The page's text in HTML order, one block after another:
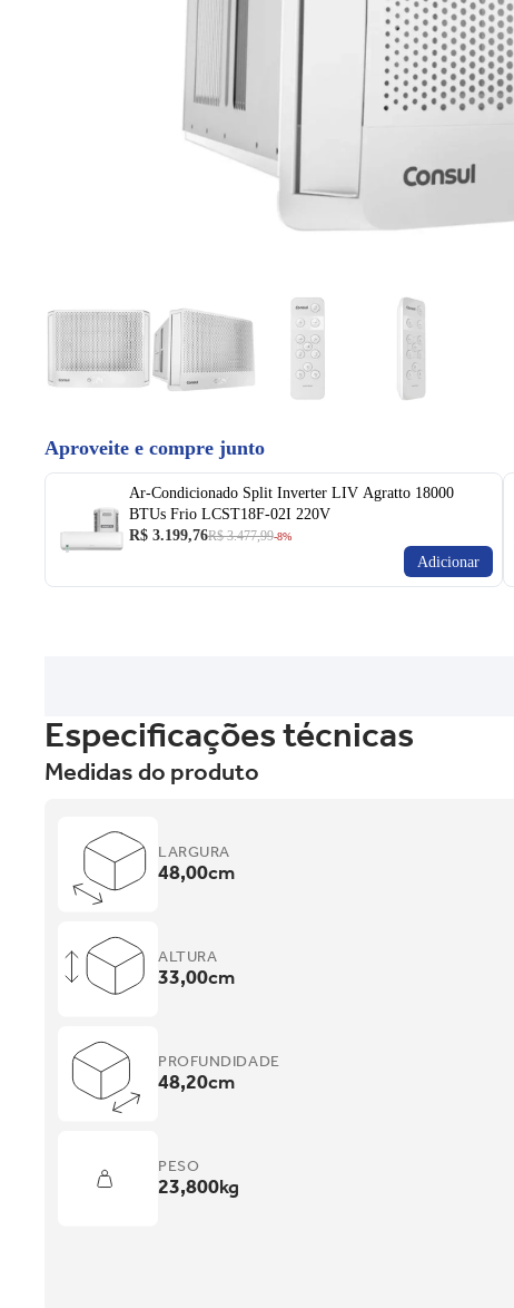
Aproveite e compre junto
Ar-Condicionado Split Inverter LIV Agratto 18000
BTUs Frio LCST18F-02I 220V
R$ 3.199,76R$ 3.477,99-8%
Adicionar
Especificações técnicas
Medidas do produto
LARGURA
48,00cm
ALTURA
33,00cm
PROFUNDIDADE
48,20cm
PESO
23,800kg